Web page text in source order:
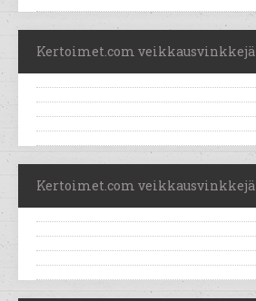
Kertoimet.com veikkausvinkkejä
Kertoimet.com veikkausvinkkejä